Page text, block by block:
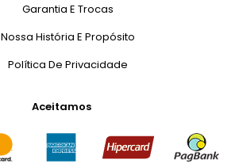
Garantia E Trocas
Nossa História E Propósito
Política De Privacidade
Aceitamos